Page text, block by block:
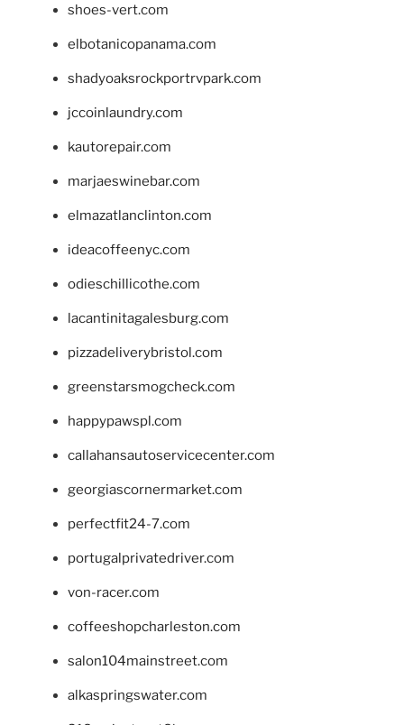
shoes-vert.com
elbotanicopanama.com
shadyoaksrockportrvpark.com
jccoinlaundry.com
kautorepair.com
marjaeswinebar.com
elmazatlanclinton.com
ideacoffeenyc.com
odieschillicothe.com
lacantinitagalesburg.com
pizzadeliverybristol.com
greenstarsmogcheck.com
happypawspl.com
callahansautoservicecenter.com
georgiascornermarket.com
perfectfit24-7.com
portugalprivatedriver.com
von-racer.com
coffeeshopcharleston.com
salon104mainstreet.com
alkaspringswater.com